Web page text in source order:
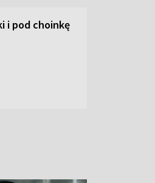
i pod choinkę